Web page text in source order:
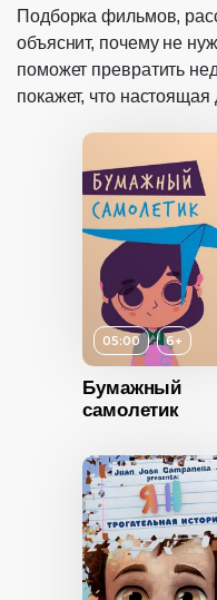
Подборка фильмов,
объяснит, почему не
поможет превратить
покажет, что
05:00 6+
Бумажный
самолетик
Возраст
Длительность
06:00
Год